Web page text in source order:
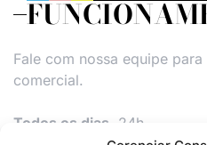
Fale com nossa equipe
comercial.
Todos os dias, 24h.